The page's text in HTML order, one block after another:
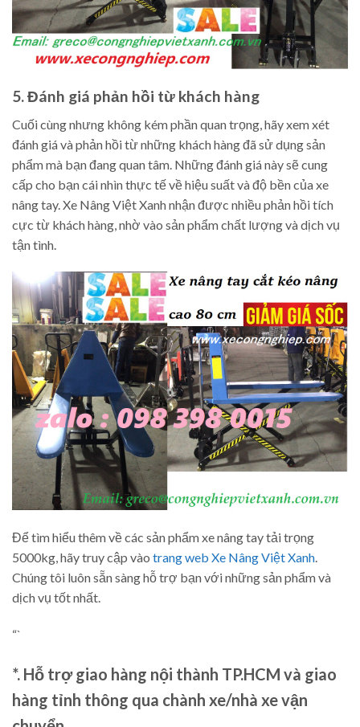
5. Đánh giá phản hồi từ khách hàng
Cuối cùng nhưng không kém phần quan trọng, hãy xem xét
đánh giá và phản hồi từ những khách hàng đã sử dụng sản
phẩm mà bạn đang quan tâm. Những đánh giá này sẽ cung
cấp cho bạn cái nhìn thực tế về hiệu suất và độ bền của xe
nâng tay. Xe Nâng Việt Xanh nhận được nhiều phản hồi tích
cực từ khách hàng, nhờ vào sản phẩm chất lượng và dịch vụ
tận tình.
Để tìm hiểu thêm về các sản phẩm xe nâng tay tải trọng
5000kg, hãy truy cập vào trang web Xe Nâng Việt Xanh.
Chúng tôi luôn sẵn sàng hỗ trợ bạn với những sản phẩm và
dịch vụ tốt nhất.
“`
*. Hỗ trợ giao hàng nội thành TP.HCM và giao
hàng tỉnh thông qua chành xe/nhà xe vận